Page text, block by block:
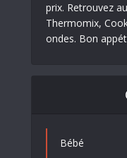
prix. Retrouvez
Thermomix,
ondes. Bon
Bébé